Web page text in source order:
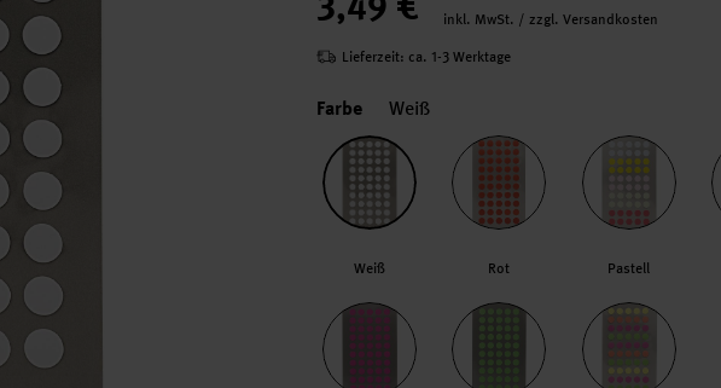
inkl. MwSt. / zzgl. Versandkosten
Lieferzeit: ca. 1-3 Werktage
Farbe Weiß
Weiß Rot Pastell